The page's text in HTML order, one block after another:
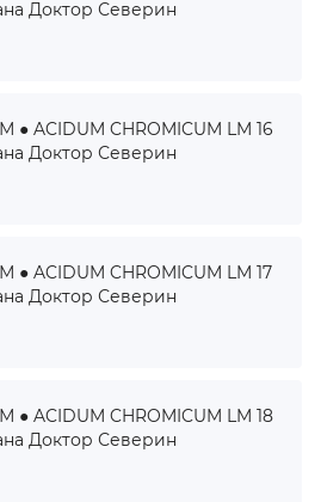
Доктор Северин
CHROMICUM LM 16
Доктор Северин
CHROMICUM LM 17
Доктор Северин
CHROMICUM LM 18
Доктор Северин